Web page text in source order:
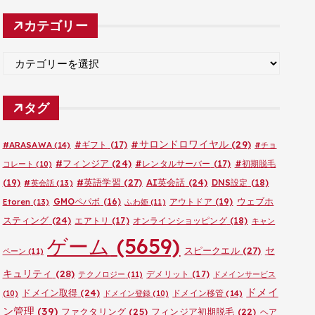
カ
イ
カテゴリー
ゴ
リ
タグ
#ARASAWA(14) #ギフト (17) #サロンドロワイヤル (29) #チョ
コレート (10) #フィンジア (24) #レンタルサーバー (17) #初期脱毛
(19) #英会話 (13) #英語学習 (27) AI英会話 (24) DNS設定 (18)
Etoren (13) GMOペパボ (16) ふわ姫(11) アウトドア (19) ウェブホ
スティング (24) エアトリ (17) オンラインショッピング(18) キャン
ペーン (11) ゲーム (5659) スピークエル(27) セ
キュリティ (28) テクノロジー (11) デメリット (17)
ドメインサービス
(10)
ドメイン取得 (24) ドメイン登録 (10) ドメイン移管 (14)
ドメイ
ン管理 (39) ファクタリング (25) フィンジア初期脱毛 (22) ヘア